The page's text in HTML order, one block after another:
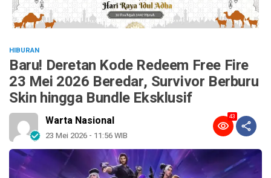
HIBURAN
Baru! Deretan Kode Redeem Free Fire
23 Mei 2026 Beredar, Survivor Berburu
Skin hingga Bundle Eksklusif
Warta Nasional
23 Mei 2026 - 11:56 WIB
43